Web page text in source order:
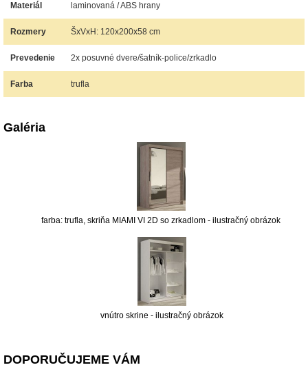
Materiál laminovaná / ABS hrany
Rozmery ŠxVxH: 120x200x58 cm
Prevedenie 2x posuvné dvere/šatník-police/zrkadlo
Farba trufla
Galéria
farba: trufla, skriňa MIAMI VI 2D so zrkadlom - ilustračný obrázok
vnútro skrine - ilustračný obrázok
DOPORUČUJEME VÁM